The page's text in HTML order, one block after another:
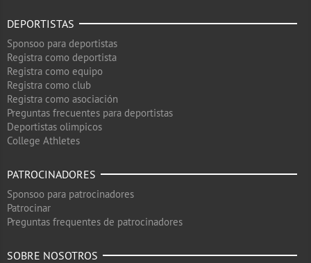
DEPORTISTAS
Sponsoo para deportistas
Registra como deportista
Registra como equipo
Registra como club
Registra como asociación
Preguntas frecuentes para deportistas
Deportistas olimpicos
College Athletes
PATROCINADORES
Sponsoo para patrocinadores
Patrocinar
Preguntas frequentes de patrocinadores
SOBRE NOSOTROS